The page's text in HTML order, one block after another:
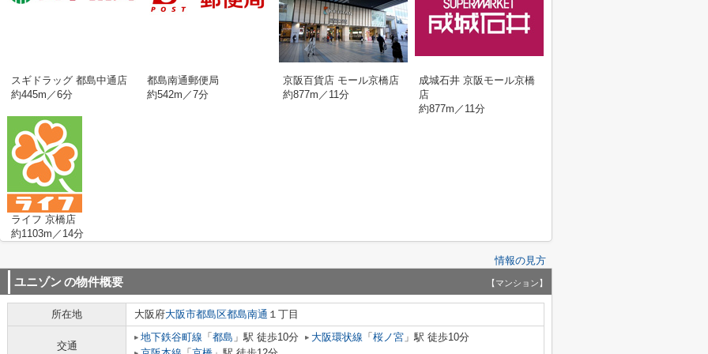
スギドラッグ 都島中通店
約445m／6分
都島南通郵便局
約542m／7分
京阪百貨店 モール京橋店
約877m／11分
成城石井 京阪モール京橋
店
約877m／11分
ライフ 京橋店
約1103m／14分
情報の見方
ユニゾンの物件概要 【マンション】
所在地 大阪府大阪市都島区都島南通 １丁目
交通
地下鉄谷町線 「 都島 」駅 徒歩10分 大阪環状線 「 桜ノ宮 」駅 徒歩10分